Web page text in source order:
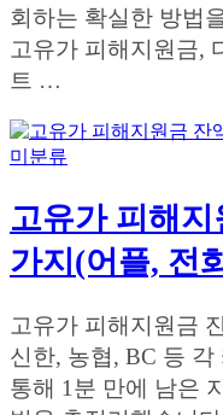
회하는 확실한 방법
고유가 피해지원금,
트 …
미분류
고유가 피해
가지(어플, 전
고유가 피해지원금
신한, 농협, BC 등
통해 1분 만에 남은